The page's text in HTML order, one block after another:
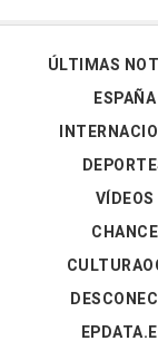
ÚLTIMAS
ESPAÑA
VÍDEOS
CHANCE